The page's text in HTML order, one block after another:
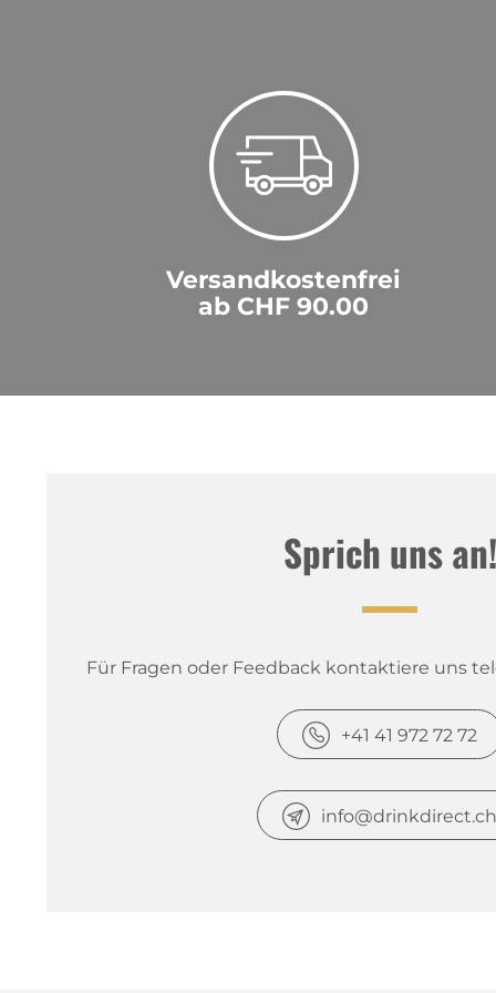
Versandkostenfrei
ab CHF 90.00
Sprich uns an!
Für Fragen oder Feedback kontaktiere uns
+41 41 972 72 72
info@drinkdirect.ch